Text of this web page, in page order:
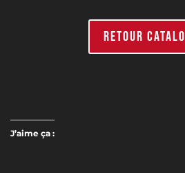
RETOUR
J’aime ça :